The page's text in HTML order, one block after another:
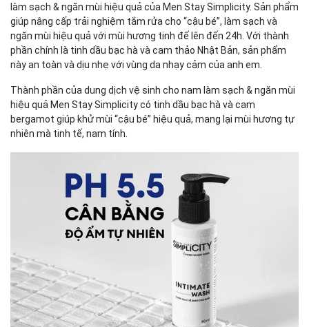
làm sạch & ngăn mùi hiệu quả của Men Stay Simplicity. Sản phẩm
giúp nâng cấp trải nghiệm tắm rửa cho “cậu bé”, làm sạch và
ngăn mùi hiệu quả với mùi hương tinh đế lên đến 24h. Với thành
phần chính là tinh dầu bạc hà và cam thảo Nhật Bản, sản phẩm
này an toàn và dịu nhẹ với vùng da nhạy cảm của anh em.
Thành phần của dung dịch vệ sinh cho nam làm sạch & ngăn mùi
hiệu quả Men Stay Simplicity có tinh dầu bạc hà và cam
bergamot giúp khử mùi “cậu bé” hiệu quả, mang lại mùi hương tự
nhiên mà tinh tế, nam tính.